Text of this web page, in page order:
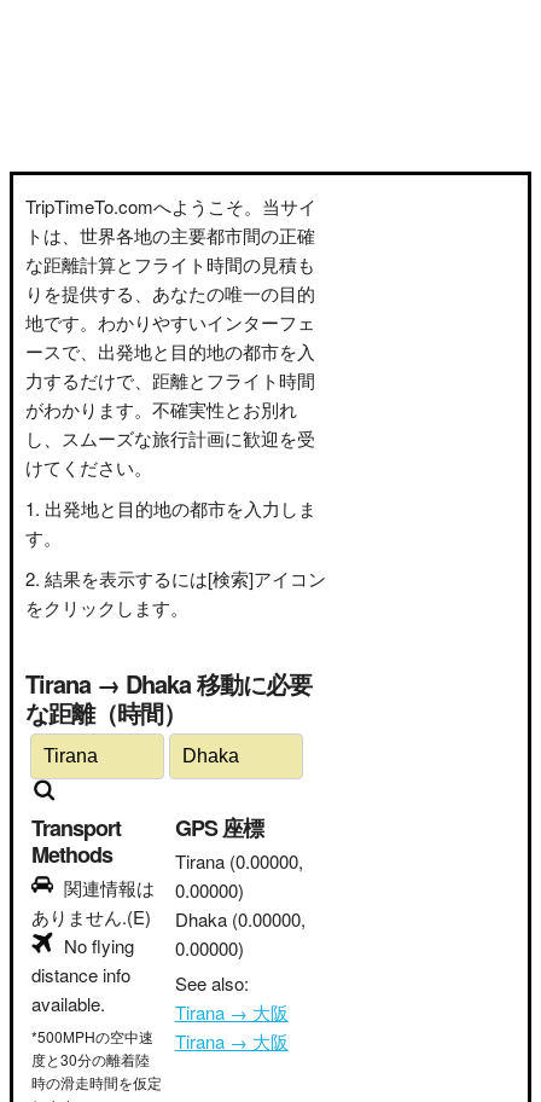
TripTimeTo.comへようこそ。当サイ
トは、世界各地の主要都市間の正確
な距離計算とフライト時間の見積も
りを提供する、あなたの唯一の目的
地です。わかりやすいインターフェ
ースで、出発地と目的地の都市を入
力するだけで、距離とフライト時間
がわかります。不確実性とお別れ
し、スムーズな旅行計画に歓迎を受
けてください。
出発地と目的地の都市を入力しま
す。
結果を表示するには[検索]アイコン
をクリックします。
Tirana → Dhaka 移動に必要
な距離（時間）
Transport
Methods
関連情報は
ありません.(E)
No flying
distance info
available.
*500MPHの空中速
度と30分の離着陸
時の滑走時間を仮定
GPS 座標
Tirana (0.00000,
0.00000)
Dhaka (0.00000,
0.00000)
See also:
Tirana → 大阪
Tirana → 大阪